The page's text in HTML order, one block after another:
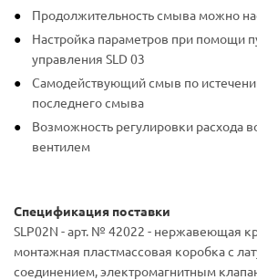
Продолжительность смыва можно
Настройка параметров при помощи
управления SLD 03
Самодействующий смыв по
последнего смыва
Возможность регулировки расхода
вентилем
Спецификация поставки
SLP02N - арт. № 42022 - нержавеющая
монтажная пластмассовая коробка с
соединением, электромагнитным